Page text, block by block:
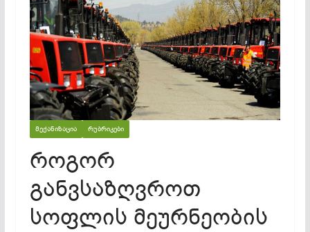
ᲛᲔᲥᲐᲜᲘᲖᲐᲪᲘᲐ ᲠᲣᲑᲠᲘᲙᲔᲑᲘ
როგორ
განვსაზღვროთ
სოფლის მეურნეობის